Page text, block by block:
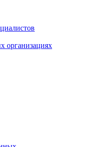
организациях